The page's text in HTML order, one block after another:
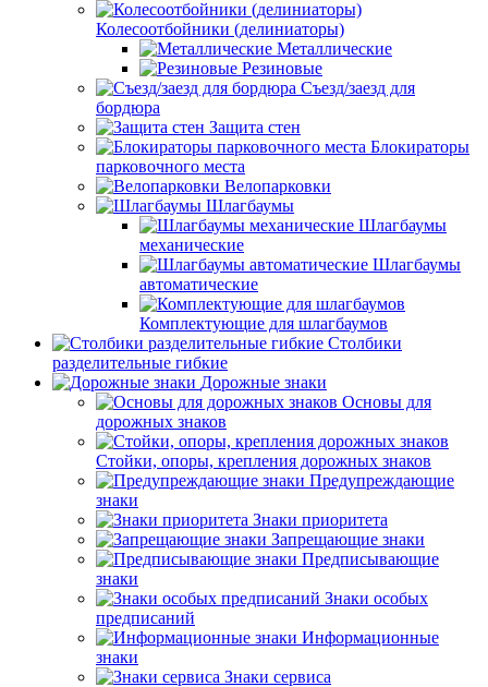
Колесоотбойники (делиниаторы)
Металлические
Резиновые
Съезд/заезд для
бордюра
Защита стен
Блокираторы
парковочного места
Велопарковки
Шлагбаумы
Шлагбаумы
механические
Шлагбаумы
автоматические
Комплектующие для шлагбаумов
Столбики
разделительные гибкие
Дорожные знаки
Основы для
дорожных знаков
Стойки, опоры, крепления дорожных знаков
Предупреждающие
знаки
Знаки приоритета
Запрещающие знаки
Предписывающие
знаки
Знаки особых
предписаний
Информационные
знаки
Знаки сервиса